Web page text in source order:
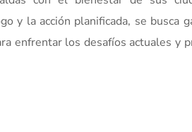
y la acción planificada, se busca
enfrentar los desafíos actuales y